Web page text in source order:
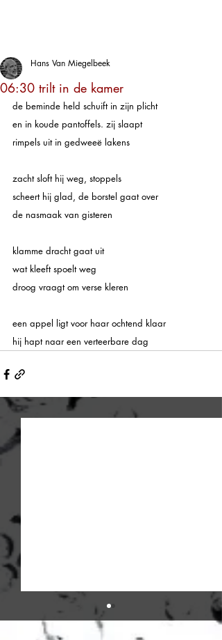
06:30 trilt in de kamer
Hans Van Miegelbeek
de beminde held schuift in zijn plicht
en in koude pantoffels. zij slaapt
rimpels uit in gedweeë lakens
zacht sloft hij weg, stoppels
scheert hij glad, de borstel gaat over
de nasmaak van gisteren
klamme dracht gaat uit
wat kleeft spoelt weg
droog vraagt om verse kleren
een appel ligt voor haar ochtend klaar
hij hapt naar een verteerbare dag